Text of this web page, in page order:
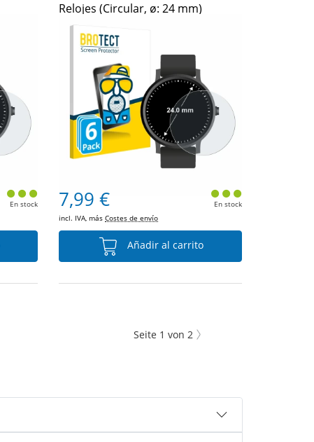
En stock
Relojes (Circular, ø: 24 mm)
7,99 €
incl. IVA, másCostes de envío
En stock
Añadir al carrito
Seite 1 von 2